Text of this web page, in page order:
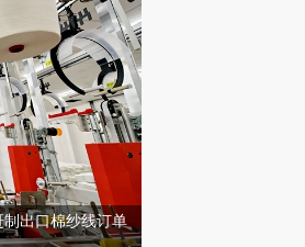
出口棉纱线订单